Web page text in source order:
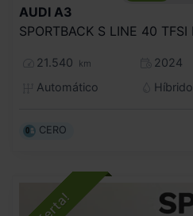
AUDI A3
21.540 km
2024
Automático
Híbrido
CERO